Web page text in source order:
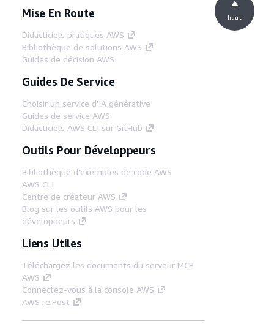
Mise En Route
Didacticiels pratiques AWS
Bibliothèque de solutions AWS
Guides de décision AWS
Guides De Service
Choisir un service d'IA générative
Guides de service AWS
Didacticiels AWS CLI sur GitHub
Outils Pour Développeurs
Bibliothèque d'exemples de code AWS
AWS CLI
Centre de créateur AWS
Blog sur les outils AWS pour les
développeurs
Liens Utiles
Téléchargez les documents du serveur MCP
AWS
Connectez-vous à la console AWS
AWS re:Post
haut